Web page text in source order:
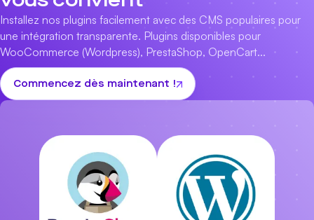
Installez nos plugins facilement avec des CMS populaires pour
une intégration transparente. Plugins disponibles pour
WooCommerce (Wordpress), PrestaShop, OpenCart...
Commencez dès maintenant !